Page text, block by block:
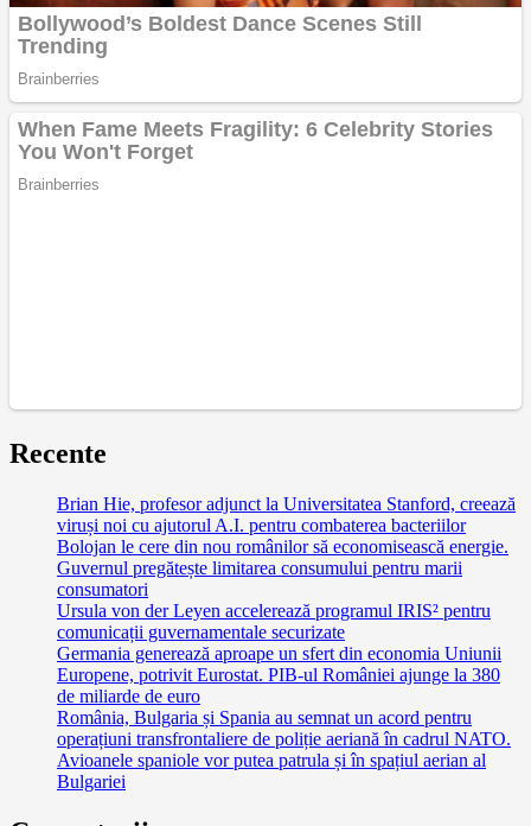
Recente
Brian Hie, profesor adjunct la Universitatea Stanford, creează
viruși noi cu ajutorul A.I. pentru combaterea bacteriilor
Bolojan le cere din nou românilor să economisească energie.
Guvernul pregătește limitarea consumului pentru marii
consumatori
Ursula von der Leyen accelerează programul IRIS² pentru
comunicații guvernamentale securizate
Germania generează aproape un sfert din economia Uniunii
Europene, potrivit Eurostat. PIB-ul României ajunge la 380
de miliarde de euro
România, Bulgaria și Spania au semnat un acord pentru
operațiuni transfrontaliere de poliție aeriană în cadrul NATO.
Avioanele spaniole vor putea patrula și în spațiul aerian al
Bulgariei